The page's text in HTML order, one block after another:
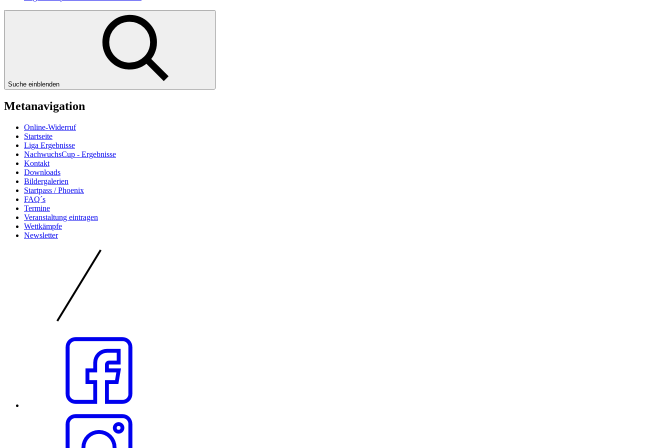
Suche einblenden
Metanavigation
Online-Widerruf
Startseite
Liga Ergebnisse
NachwuchsCup - Ergebnisse
Kontakt
Downloads
Bildergalerien
Startpass / Phoenix
FAQ´s
Termine
Veranstaltung eintragen
Wettkämpfe
Newsletter